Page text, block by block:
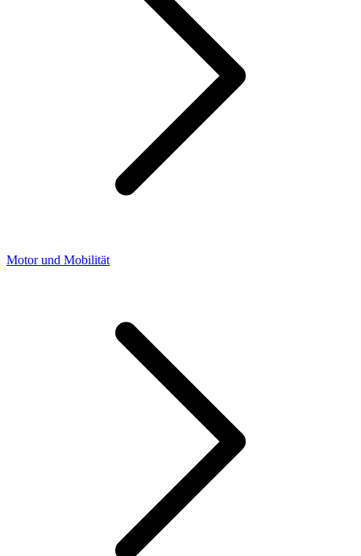
Motor und Mobilität